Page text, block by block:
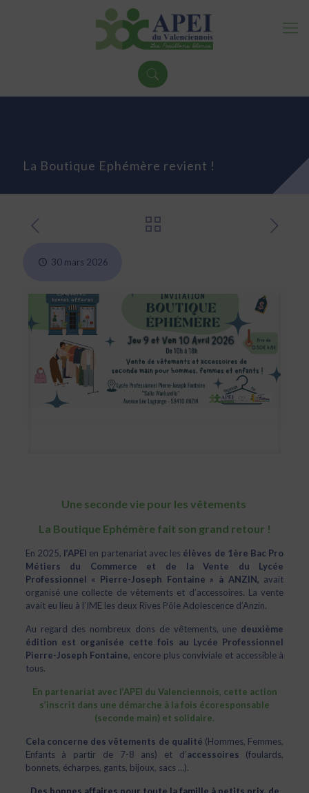
La Boutique Ephémère revient !
30 mars 2026
Une seconde vie pour les vêtements
La Boutique Ephémère fait son grand retour !
En 2025, l’APEI en partenariat avec les élèves de 1ère Bac Pro
Métiers du Commerce et de la Vente du Lycée
Professionnel « Pierre-Joseph Fontaine » à ANZIN, avait
organisé une collecte de vêtements et d’accessoires. La vente
avait eu lieu à l’IME les deux Rives Pôle Adolescence d’Anzin.
Au regard des nombreux dons de vêtements, une deuxième
édition est organisée cette fois au Lycée Professionnel
Pierre-Joseph Fontaine, encore plus conviviale et accessible à
tous.
En partenariat avec l’APEI du Valenciennois, cette action
s’inscrit dans une démarche à la fois écoresponsable
(seconde main) et solidaire.
Cela concerne des vêtements de qualité (Hommes, Femmes,
Enfants à partir de 7-8 ans) et d’accessoires (foulards,
bonnets, écharpes, gants, bijoux, sacs …).